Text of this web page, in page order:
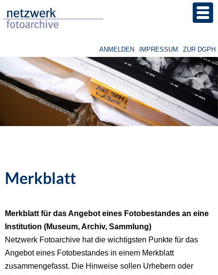
zum
Benutzermenü
ANMELDEN IMPRESSUM ZUR DGPH
Merkblatt
Merkblatt für das Angebot eines Fotobestandes an eine
Institution (Museum, Archiv, Sammlung)
Netzwerk Fotoarchive hat die wichtigsten Punkte für das
Angebot eines Fotobestandes in einem Merkblatt
zusammengefasst. Die Hinweise sollen Urhebern oder